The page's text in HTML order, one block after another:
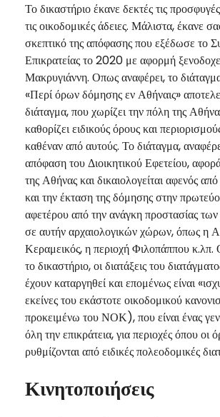
Το δικαστήριο έκανε δεκτές τις
τις οικοδομικές άδειες. Μάλιστα, έκανε
σκεπτικό της απόφασης που εξέδωσε το
Επικρατείας το 2020 με αφορμή
Μακρυγιάννη. Οπως αναφέρει, το
«Περί όρων δόμησης εν Αθήναις»
διάταγμα, που χωρίζει την πόλη της
καθορίζει ειδικούς όρους και
καθέναν από αυτούς. Το διάταγμα,
απόφαση του Διοικητικού Εφετείου,
της Αθήνας και δικαιολογείται αφενός
και την έκταση της δόμησης στην
αφετέρου από την ανάγκη προστασίας
σε αυτήν αρχαιολογικών χώρων, όπως η
Κεραμεικός, η περιοχή Φιλοπάππου κ.λπ.
το δικαστήριο, οι διατάξεις του
έχουν καταργηθεί και επομένως είναι
εκείνες του εκάστοτε οικοδομικού
προκειμένω του ΝΟΚ), που είναι ένας
όλη την επικράτεια, για περιοχές όπου οι
ρυθμίζονται από ειδικές πολεοδομικές
Κινητοποιήσεις